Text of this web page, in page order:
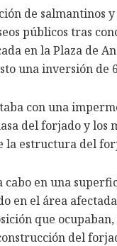
de salmantinos
públicos tras
en la Plaza de
una inversión de
con una
del forjado y los
la estructura del
cabo en una
en el área
que
del